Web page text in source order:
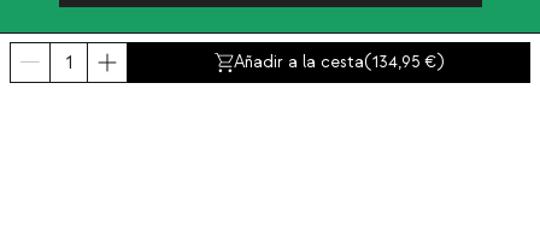
Añadir a la cesta(134,95 )
Sobre nosotros